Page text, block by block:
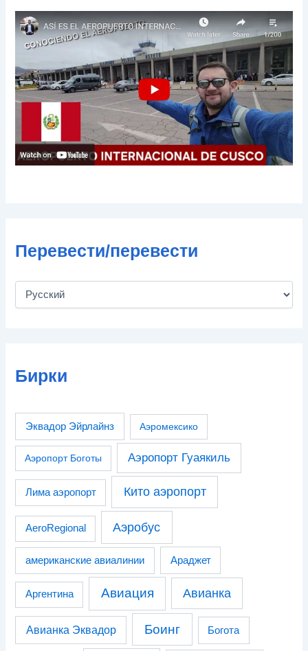
й
п
т
ы
Перевести/перевести
Бирки
Эквадор Эйрлайнз Аэромексико
Аэропорт Боготы Аэропорт Гуаякиль
Лима аэропорт Кито аэропорт
AeroRegional Аэробус
американские авиалинии Араджет
Аргентина Авиация Авианка
Авианка Эквадор Боинг Богота